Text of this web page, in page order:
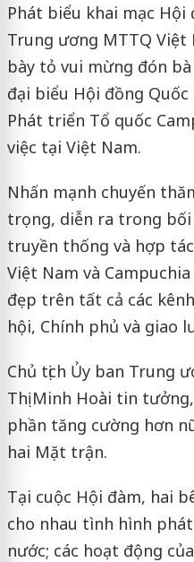
Phát biểu khai mạc Hội
Trung ương MTTQ Việt
bày tỏ vui mừng đón
đại biểu Hội đồng
Phát triển Tổ quốc
việc tại Việt Nam.
Nhấn mạnh chuyến
trọng, diễn ra trong bối
truyền thống và hợp
Việt Nam và
đẹp trên tất cả các
hội, Chính phủ và giao
Chủ tịch Ủy ban Trung
Thị Minh Hoài tin
phần tăng cường hơn
hai Mặt trận.
Tại cuộc Hội đàm, hai
cho nhau tình hình
nước; các hoạt động